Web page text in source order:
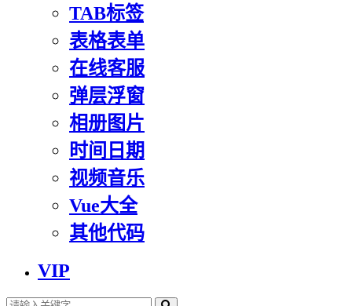
TAB标签
表格表单
在线客服
弹层浮窗
相册图片
时间日期
视频音乐
Vue大全
其他代码
VIP